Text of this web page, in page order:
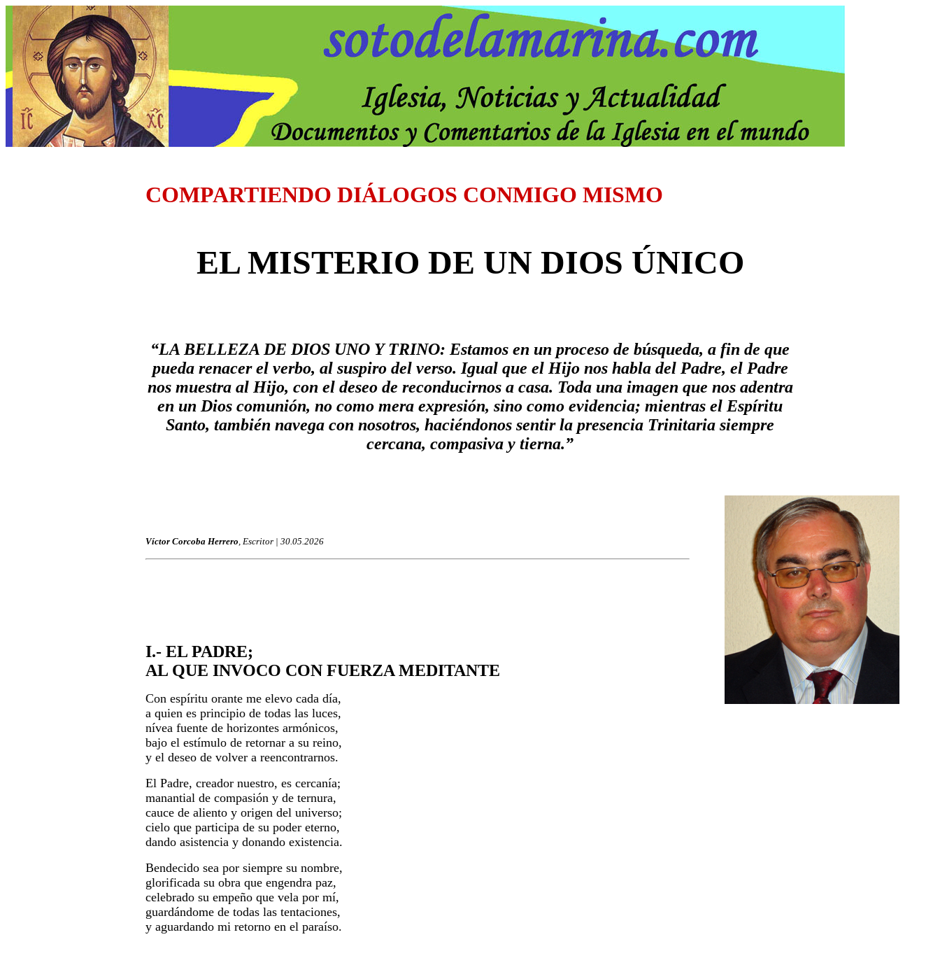
COMPARTIENDO DIÁLOGOS CONMIGO MISMO
EL MISTERIO DE UN DIOS ÚNICO
“LA BELLEZA DE DIOS UNO Y TRINO: Estamos en un proceso de búsqueda, a fin de que
pueda renacer el verbo, al suspiro del verso. Igual que el Hijo nos habla del Padre, el Padre
nos muestra al Hijo, con el deseo de reconducirnos a casa. Toda una imagen que nos adentra
en un Dios comunión, no como mera expresión, sino como evidencia; mientras el Espíritu
Santo, también navega con nosotros, haciéndonos sentir la presencia Trinitaria siempre
cercana, compasiva y tierna.”
Víctor Corcoba Herrero, Escritor | 30.05.2026
I.- EL PADRE;
AL QUE INVOCO CON FUERZA MEDITANTE
Con espíritu orante me elevo cada día,
a quien es principio de todas las luces,
nívea fuente de horizontes armónicos,
bajo el estímulo de retornar a su reino,
y el deseo de volver a reencontrarnos.
El Padre, creador nuestro, es cercanía;
manantial de compasión y de ternura,
cauce de aliento y origen del universo;
cielo que participa de su poder eterno,
dando asistencia y donando existencia.
Bendecido sea por siempre su nombre,
glorificada su obra que engendra paz,
celebrado su empeño que vela por mí,
guardándome de todas las tentaciones,
y aguardando mi retorno en el paraíso.